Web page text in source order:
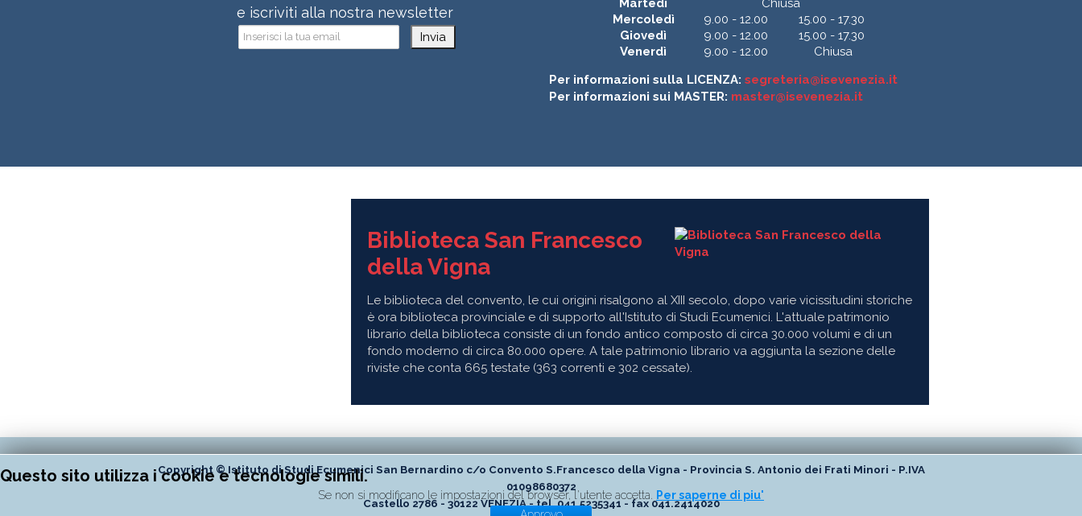
e iscriviti alla nostra newsletter
Invia
Martedì
Chiusa
Mercoledì
9.00 - 12.00
15.00 - 17.30
Giovedì
9.00 - 12.00
15.00 - 17.30
Venerdì
9.00 - 12.00
Chiusa
Per informazioni sulla LICENZA: segreteria@isevenezia.it
Per informazioni sui MASTER: master@isevenezia.it
Biblioteca San Francesco
della Vigna
Le biblioteca del convento, le cui origini risalgono al XIII secolo, dopo varie vicissitudini storiche
è ora biblioteca provinciale e di supporto all'Istituto di Studi Ecumenici. L'attuale patrimonio
librario della biblioteca consiste di un fondo antico composto di circa 30.000 volumi e di un
fondo moderno di circa 80.000 opere. A tale patrimonio librario va aggiunta la sezione delle
riviste che conta 665 testate (363 correnti e 302 cessate).
Copyright © Istituto di Studi Ecumenici San Bernardino c/o Convento S.Francesco della Vigna - Provincia S. Antonio dei Frati Minori - P.IVA
01098680372
Castello 2786 - 30122 VENEZIA - tel. 041.5235341 - fax 041.2414020
Questo sito utilizza i cookie e tecnologie simili.
Se non si modificano le impostazioni del browser, l'utente accetta.
Per saperne di piu'